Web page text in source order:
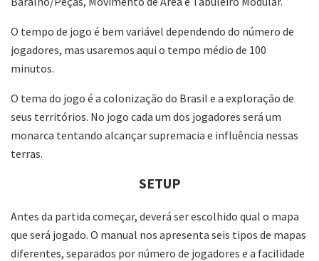
O tempo de jogo é bem variável dependendo do número de
jogadores, mas usaremos aqui o tempo médio de 100
minutos.
O tema do jogo é a colonização do Brasil e a exploração de
seus territórios. No jogo cada um dos jogadores será um
monarca tentando alcançar supremacia e influência nessas
terras.
SETUP
Antes da partida começar, deverá ser escolhido qual o mapa
que será jogado. O manual nos apresenta seis tipos de mapas
diferentes, separados por número de jogadores e a facilidade